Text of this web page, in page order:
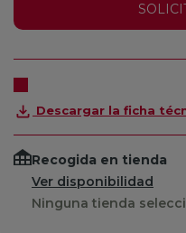
Descargar la ficha
Recogida en tienda
Ver disponibilidad
Ninguna tienda